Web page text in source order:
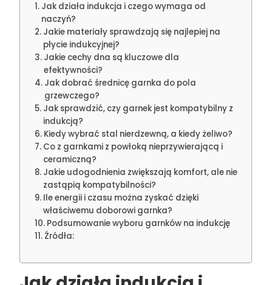
Jak działa indukcja i czego wymaga od
naczyń?
Jakie materiały sprawdzają się najlepiej na
płycie indukcyjnej?
Jakie cechy dna są kluczowe dla
efektywności?
Jak dobrać średnicę garnka do pola
grzewczego?
Jak sprawdzić, czy garnek jest kompatybilny z
indukcją?
Kiedy wybrać stal nierdzewną, a kiedy żeliwo?
Co z garnkami z powłoką nieprzywierającą i
ceramiczną?
Jakie udogodnienia zwiększają komfort, ale nie
zastąpią kompatybilności?
Ile energii i czasu można zyskać dzięki
właściwemu doborowi garnka?
Podsumowanie wyboru garnków na indukcję
Źródła: